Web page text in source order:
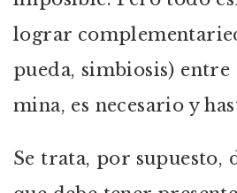
lograr
pueda, simbiosis) entre
mina, es necesario y
Se trata, por supuesto,